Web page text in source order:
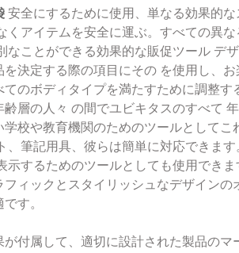
安全にするために使用、単なる効果的
くアイテムを安全に運ぶ。すべての異
なことができる効果的な販促ツール デ
決定する際の項目にその を使用し、
のボディタイプを満たすために調整す
層の人々 の間でユビキタスのすべて
校や教育機関のためのツールとしてこ
、筆記用具、彼らは簡単に対応できま
示するためのツールとしても使用でき
ィックとスタイリッシュなデザインの
す。
付属して、適切に設計された製品の